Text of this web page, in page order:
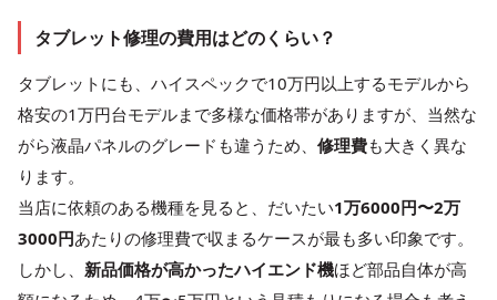
タブレット修理の費用はどのくらい？
タブレットにも、ハイスペックで10万円以上するモデルから
格安の1万円台モデルまで多様な価格帯がありますが、当然な
がら液晶パネルのグレードも違うため、 修理費も大きく異な
ります。
当店に依頼のある機種を見ると、だいたい1万6000円〜2万
3000円あたりの修理費で収まるケースが最も多い印象です。
しかし、 新品価格が高かったハイエンド機ほど部品自体が高